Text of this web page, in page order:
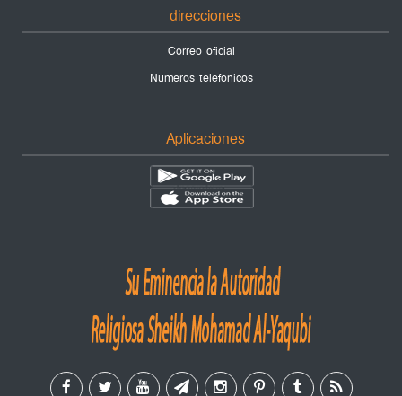
direcciones
Correo oficial
Numeros telefonicos
Aplicaciones